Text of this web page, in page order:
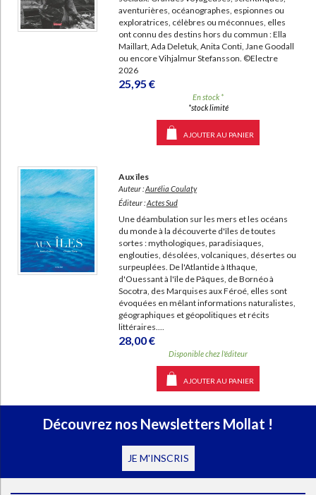
aventurières, océanographes, espionnes ou
exploratrices, célèbres ou méconnues, elles
ont connu des destins hors du commun : Ella
Maillart, Ada Deletuk, Anita Conti, Jane Goodall
ou encore Vihjalmur Stefansson. ©Electre
2026
25,95 €
En stock *
*stock limité
AJOUTER AU PANIER
Aux îles
Auteur :Aurélia Coulaty
Éditeur :Actes Sud
Une déambulation sur les mers et les océans
du monde à la découverte d'îles de toutes
sortes : mythologiques, paradisiaques,
englouties, désolées, volcaniques, désertes ou
surpeuplées. De l'Atlantide à Ithaque,
d'Ouessant à l'île de Pâques, de Bornéo à
Socotra, des Marquises aux Féroé, elles sont
évoquées en mêlant informations naturalistes,
géographiques et géopolitiques et récits
littéraires....
28,00 €
Disponible chez l'éditeur
AJOUTER AU PANIER
Découvrez nos Newsletters Mollat !
JE M'INSCRIS